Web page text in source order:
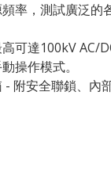
率，測試廣泛的
可達100kV AC/
操作模式。
附安全聯鎖、內